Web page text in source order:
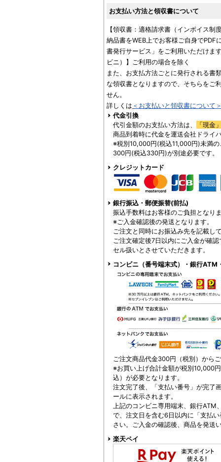
お支払い方法と領収書について
【領収書：適格請求書（インボイス制
納品書をWEB上でお客様ご自身でPDF
書発行サービス」をご利用いただけま
ビニ）】ご利用の場合を除く
また、お支払方法ごとに発行される書
な領収書となりますので、そちらをご
せん。
詳しくは ＜お支払いと領収書について
代金引換
代引金額のお支払い方法は、
「現金
商品到着時に代金を運送会社ドライ
※税別10,000円(税込11,000円)未満
300円(税込330円)が別途必要です。
クレジットカード
銀行振込・郵便振替(前払)
振込手数料はお客様のご負担となり
※ご入金確認後の発送となります。
ご注文と同時にお振込み先を記載し
ご注文確定後7日以内にご入金が確
セル扱いとさせていただきます。
コンビニ（番号端末式）・銀行ATM
ご注文商品代金300円（税別）から
※お買い上げ合計金額が税別10,000
込）が必要となります。
注文完了後、「支払い番号」が完了
ールに表示されます。
上記のコンビニ専用端末、銀行
で、注文日を含む6日以内に「支払
さい。ご入金の確認後、商品を発送
楽天ペイ